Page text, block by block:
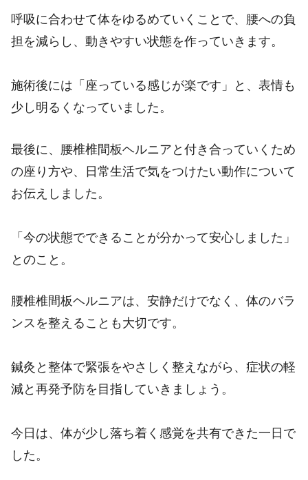
呼吸に合わせて体をゆるめていくことで、腰への負
担を減らし、動きやすい状態を作っていきます。
施術後には「座っている感じが楽です」と、表情も
少し明るくなっていました。
最後に、腰椎椎間板ヘルニアと付き合っていくため
の座り方や、日常生活で気をつけたい動作について
お伝えしました。
「今の状態でできることが分かって安心しました」
とのこと。
腰椎椎間板ヘルニアは、安静だけでなく、体のバラ
ンスを整えることも大切です。
鍼灸と整体で緊張をやさしく整えながら、症状の軽
減と再発予防を目指していきましょう。
今日は、体が少し落ち着く感覚を共有できた一日で
した。